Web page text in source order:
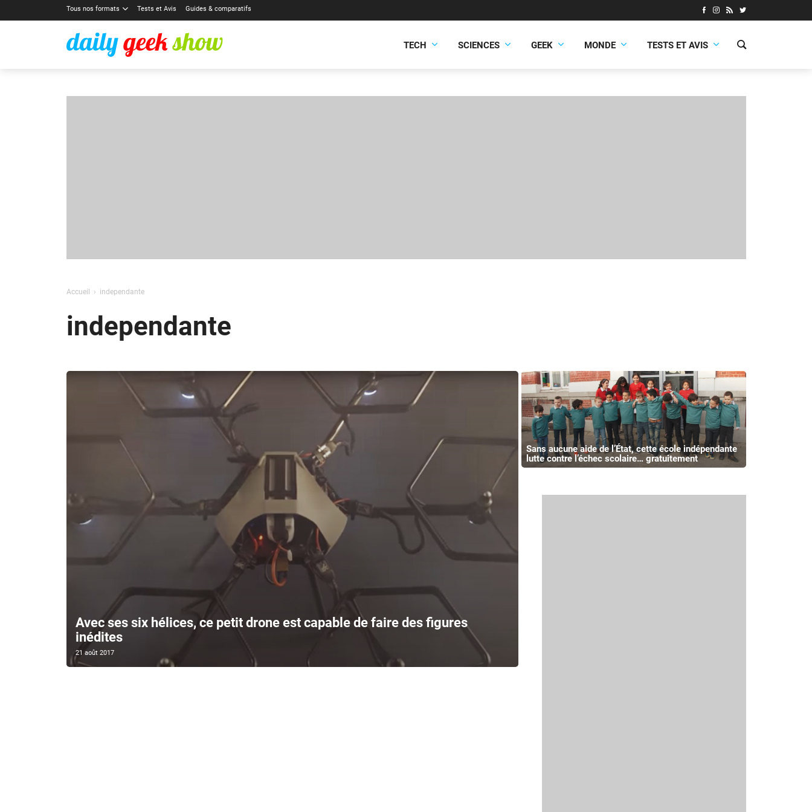
Tous nos formats Tests et Avis Guides & comparatifs
TECH SCIENCES GEEK MONDE TESTS ET AVIS
Accueil independante
independante
Avec ses six hélices, ce petit drone est capable de faire des figures
inédites
21 août 2017
Sans aucune aide de l’État, cette école indépendante
lutte contre l’échec scolaire… gratuitement